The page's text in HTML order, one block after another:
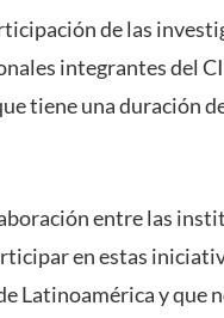
de las
integrantes del
tiene una duración
entre las
en estas
Latinoamérica y que